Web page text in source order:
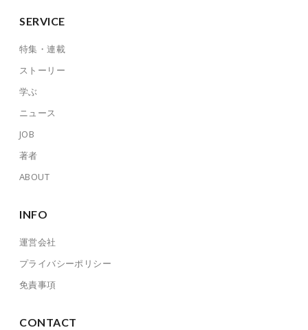
SERVICE
特集・連載
ストーリー
学ぶ
ニュース
JOB
著者
ABOUT
INFO
運営会社
プライバシーポリシー
免責事項
CONTACT